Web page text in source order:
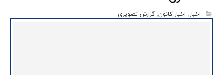
اخبار, اخبار کانون,گزارش تصویری